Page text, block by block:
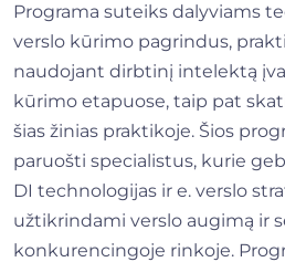
Programa suteiks dalyviams
verslo kūrimo pagrindus,
naudojant dirbtinį intelektą
kūrimo etapuose, taip pat
šias žinias praktikoje. Šios
paruošti specialistus, kurie
DI technologijas ir e. verslo
užtikrindami verslo augimą ir
konkurencingoje rinkoje.